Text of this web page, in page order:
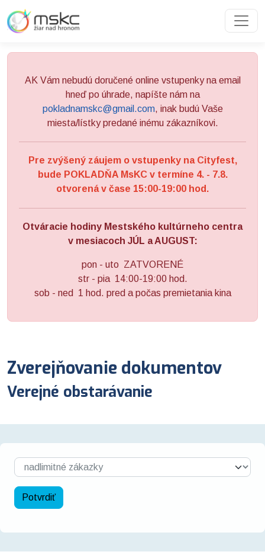
AK Vám nebudú doručené online vstupenky na email
hneď po úhrade, napíšte nám na
pokladnamskc@gmail.com, inak budú Vaše
miesta/lístky predané inému zákazníkovi.
Pre zvýšený záujem o vstupenky na Cityfest,
bude POKLADŇA MsKC v termíne 4. - 7.8.
otvorená v čase 15:00-19:00 hod.
Otváracie hodiny Mestského kultúrneho centra
v mesiacoch JÚL a AUGUST:
pon - uto ZATVORENÉ
str - pia 14:00-19:00 hod.
sob - ned 1 hod. pred a počas premietania kina
Zverejňovanie dokumentov
Verejné obstarávanie
Potvrdiť